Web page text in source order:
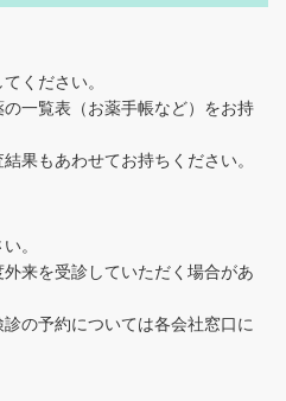
ください。
一覧表（お薬手帳など）をお持
果もあわせてお持ちください。
。
来を受診していただく場合があ
の予約については各会社窓口に